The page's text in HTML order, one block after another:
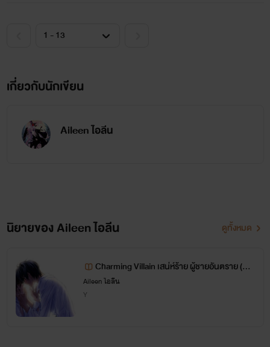
เกี่ยวกับนักเขียน
Aileen ไอลีน
นิยายของ Aileen ไอลีน ดูทั้งหมด
Charming Villain เสน่ห์ร้าย ผู้ชายอันตราย (Ya
oi)
Aileen ไอลีน
Y